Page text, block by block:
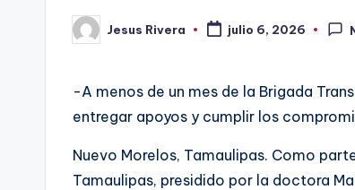
Publicado
por
Jesus Rivera julio 6, 2026
-A menos de un mes de la Brigada
entregar apoyos y cumplir los
Nuevo Morelos, Tamaulipas. Como
Tamaulipas, presidido por la doctora